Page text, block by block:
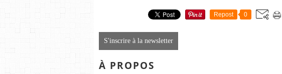
Repost 0
S'inscrire à la newsletter
À PROPOS